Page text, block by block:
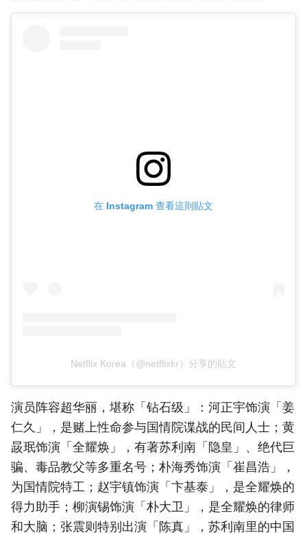
在 Instagram 查看這則貼文
Netflix Korea（@netflixkr）分享的貼文
演员阵容超华丽，堪称「钻石级」：河正宇饰演「姜
仁久」，是赌上性命参与国情院谍战的民间人士；黄
晸珉饰演「全耀焕」，有著苏利南「隐皇」、绝代巨
骗、毒品教父等多重名号；朴海秀饰演「崔昌浩」，
为国情院特工；赵宇镇饰演「卞基泰」，是全耀焕的
得力助手；柳演锡饰演「朴大卫」，是全耀焕的律师
和大脑；张震则特别出演「陈真」，苏利南里的中国